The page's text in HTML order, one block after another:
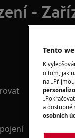
-
Tento
K
o tom, jak
na
a dostupné
osobních